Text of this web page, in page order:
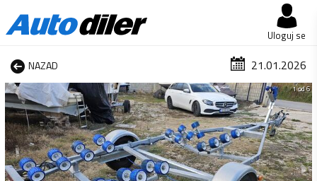
Uloguj se
NAZAD 21.01.2026
1 od 6